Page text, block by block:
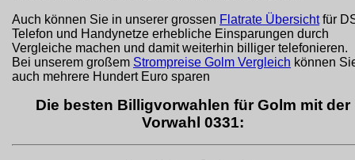
Auch können Sie in unserer grossen Flatrate Übersichtfür
Telefon und Handynetze erhebliche Einsparungen durch
Vergleiche machen und damit weiterhin billiger telefonieren.
Bei unserem großem Strompreise Golm Vergleich können
auch mehrere Hundert Euro sparen
Die besten Billigvorwahlen für Golm mit der
Vorwahl 0331: